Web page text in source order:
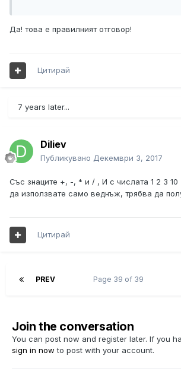
Да! това е правилният отговор!
Цитирай
7 years later...
Diliev
Публикувано Декември 3, 2017
Със знаците +, -, * и / , И с числата 1 2 3
да използвате само веднъж, трябва да
Цитирай
PREV Page 39 of 39
Join the conversation
You can post now and register later. If you
sign in now to post with your account.